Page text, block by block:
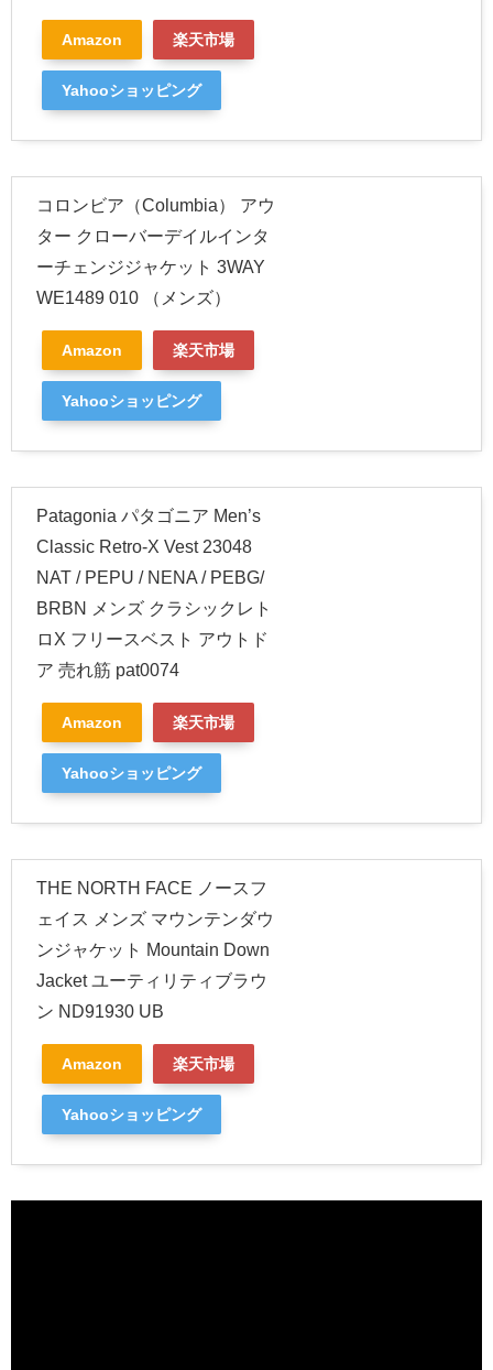
Amazon 楽天市場
Yahooショッピング
コロンビア（Columbia） アウ
ター クローバーデイルインタ
ーチェンジジャケット 3WAY
WE1489 010 （メンズ）
Amazon 楽天市場
Yahooショッピング
Patagonia パタゴニア Men’s
Classic Retro-X Vest 23048
NAT / PEPU / NENA / PEBG/
BRBN メンズ クラシックレト
ロX フリースベスト アウトド
ア 売れ筋 pat0074
Amazon 楽天市場
Yahooショッピング
THE NORTH FACE ノースフ
ェイス メンズ マウンテンダウ
ンジャケット Mountain Down
Jacket ユーティリティブラウ
ン ND91930 UB
Amazon 楽天市場
Yahooショッピング